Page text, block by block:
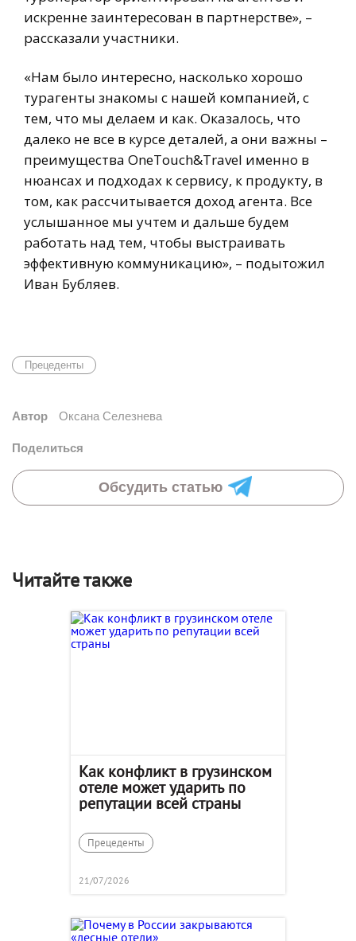
искренне заинтересован в партнерстве», –
рассказали участники.
«Нам было интересно, насколько хорошо
турагенты знакомы с нашей компанией, с
тем, что мы делаем и как. Оказалось, что
далеко не все в курсе деталей, а они важны –
преимущества OneTouch&Travel именно в
нюансах и подходах к сервису, к продукту, в
том, как рассчитывается доход агента. Все
услышанное мы учтем и дальше будем
работать над тем, чтобы выстраивать
эффективную коммуникацию», – подытожил
Иван Бубляев.
Прецеденты
Автор Оксана Селезнева
Поделиться
Обсудить статью
Читайте также
Как конфликт в грузинском
отеле может ударить по
репутации всей страны
Прецеденты
21/07/2026